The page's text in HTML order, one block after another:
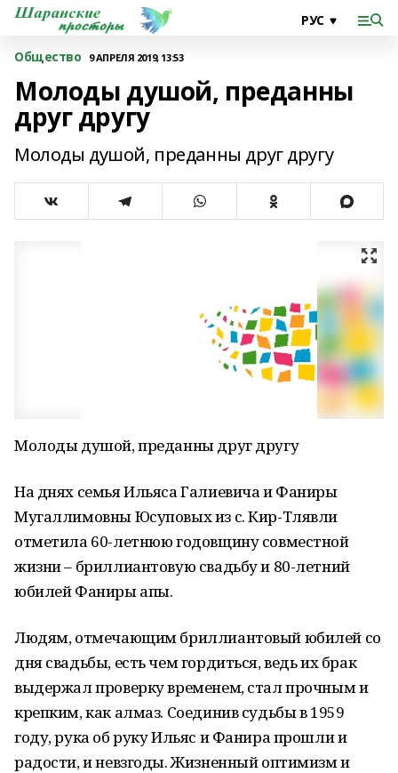
Общество 9 АПРЕЛЯ 2019, 13:53
Молоды душой, преданны
друг другу
Молоды душой, преданны друг другу
Молоды душой, преданны друг другу
На днях семья Ильяса Галиевича и Фаниры
Мугаллимовны Юсуповых из с. Кир-Тлявли
отметила 60-летнюю годовщину совместной
жизни – бриллиантовую свадьбу и 80-летний
юбилей Фаниры апы.
Людям, отмечающим бриллиантовый юбилей со
дня свадьбы, есть чем гордиться, ведь их брак
выдержал проверку временем, стал прочным и
крепким, как алмаз. Соединив судьбы в 1959
году, рука об руку Ильяс и Фанира прошли и
радости, и невзгоды. Жизненный оптимизм и